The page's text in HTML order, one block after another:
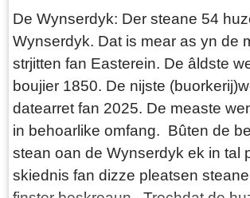
fan '30 fuotten ' (9 meter) heech.
waard sjoen as ien fan de fraaiste
Lântsjerken. De kertieren om
Neist de saneamde Kerkbuurt (it
tsjerke hinne) dy 't aardich grut
doarp út fjouwer ' fjouwerendeelen
kwartieren. De wichtichste wie it '
vierendeel ' wêryn 't fjouwer
in lânhûs of pleats fan oansjen,
De Wynserdyk: Der steane 54
Wynserdyk. Dat is mear as yn de
strjitten fan Easterein. De âldste
boujier 1850. De nijste
datearret fan 2025. De measte
in behoarlike omfang. Bûten de
stean oan de Wynserdyk ek in tal
skiednis fan dizze pleatsen